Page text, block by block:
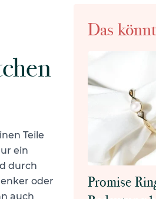
Teile
ein
durch
oder
auch
Das
Promise